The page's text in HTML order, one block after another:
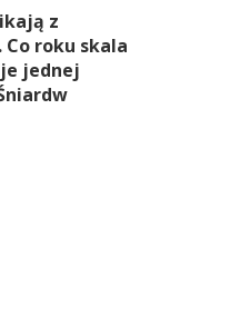
z
Co roku skala
jednej